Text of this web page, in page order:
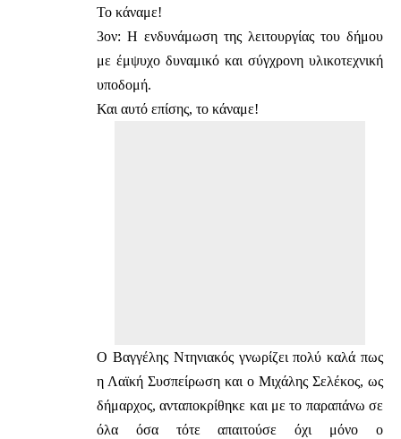
Το κάναμε!
3ον: Η ενδυνάμωση της λειτουργίας του δήμου
με έμψυχο δυναμικό και σύγχρονη υλικοτεχνική
υποδομή.
Και αυτό επίσης, το κάναμε!
Ο Βαγγέλης Ντηνιακός γνωρίζει πολύ καλά πως
η Λαϊκή Συσπείρωση και ο Μιχάλης Σελέκος, ως
δήμαρχος, ανταποκρίθηκε και με το παραπάνω σε
όλα όσα τότε απαιτούσε όχι μόνο ο